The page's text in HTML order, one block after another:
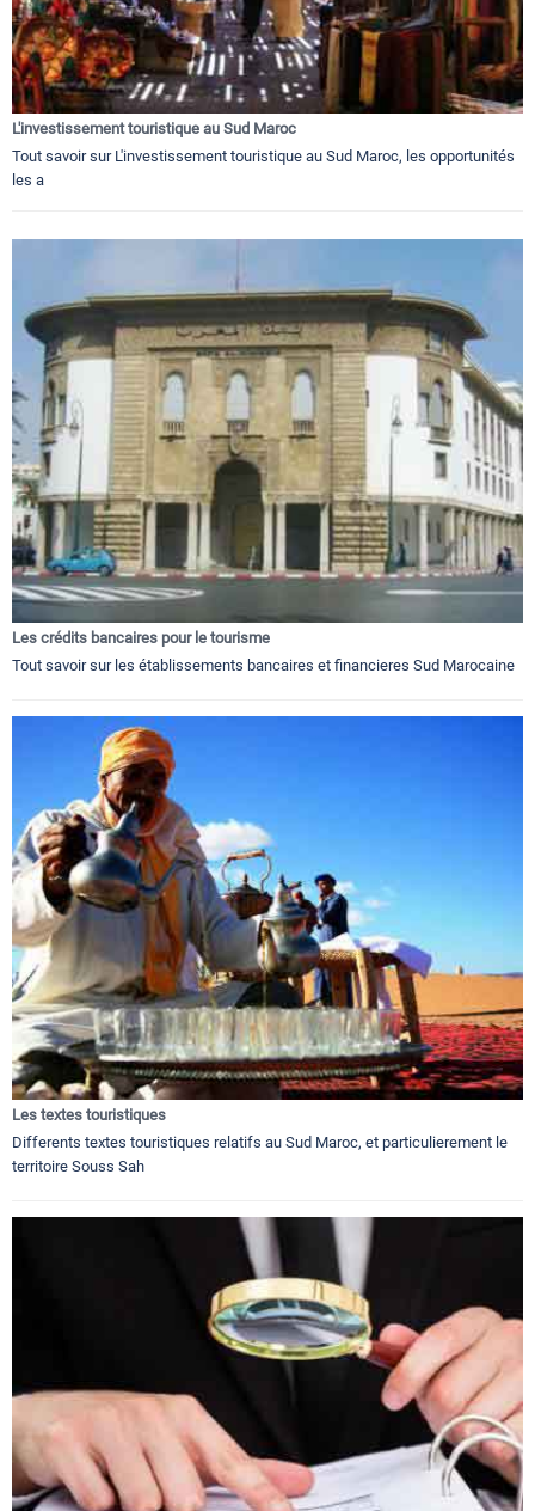
L'investissement touristique au Sud Maroc
Tout savoir sur L'investissement touristique au Sud Maroc, les opportunités
les a
Les crédits bancaires pour le tourisme
Tout savoir sur les établissements bancaires et financieres Sud Marocaine
Les textes touristiques
Differents textes touristiques relatifs au Sud Maroc, et particulierement le
territoire Souss Sah